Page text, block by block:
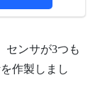
センサが3つも
作製しまし